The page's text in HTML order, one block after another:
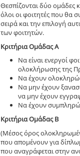
Θεσπίζονται δύο ομάδες
όλοι οι φοιτητές που θα
σειρά και την επιλογή
των φοιτητών.
Κριτήρια Ομάδας Α
Να είναι ενεργοί
ολοκλήρωσης της
Να έχουν
Να μην έχουν
να μην έχουν
Να έχουν
Κριτήρια Ομάδας Β
(Μέσος όρος
που απομένουν για
που αναγράφεται στην